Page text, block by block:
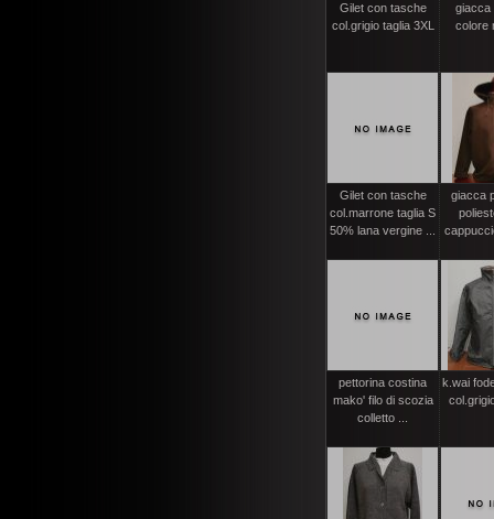
Gilet con tasche
col.grigio taglia 3XL
giacca
colore
Gilet con tasche
col.marrone taglia S
50% lana vergine ...
giacca
pettorina costina
mako' filo di scozia
colletto ...
k.wai